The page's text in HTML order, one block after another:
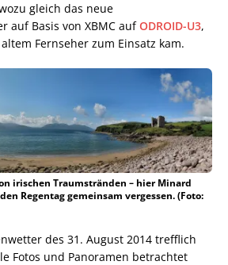
gleich das neue
auf Basis von XBMC aufODROID-U3,
Fernseher zum Einsatz kam.
irischen Traumstränden – hier Minard
Regentag gemeinsam vergessen. (Foto:
des 31. August 2014 trefflich
Fotos und Panoramen betrachtet